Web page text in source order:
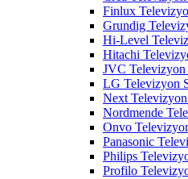
Finlux
Grundig
Hi-Level
Hitachi
JVC Televizyon
LG Televizyon
Next
Nordmende
Onvo
Panasonic
Philips
Profilo